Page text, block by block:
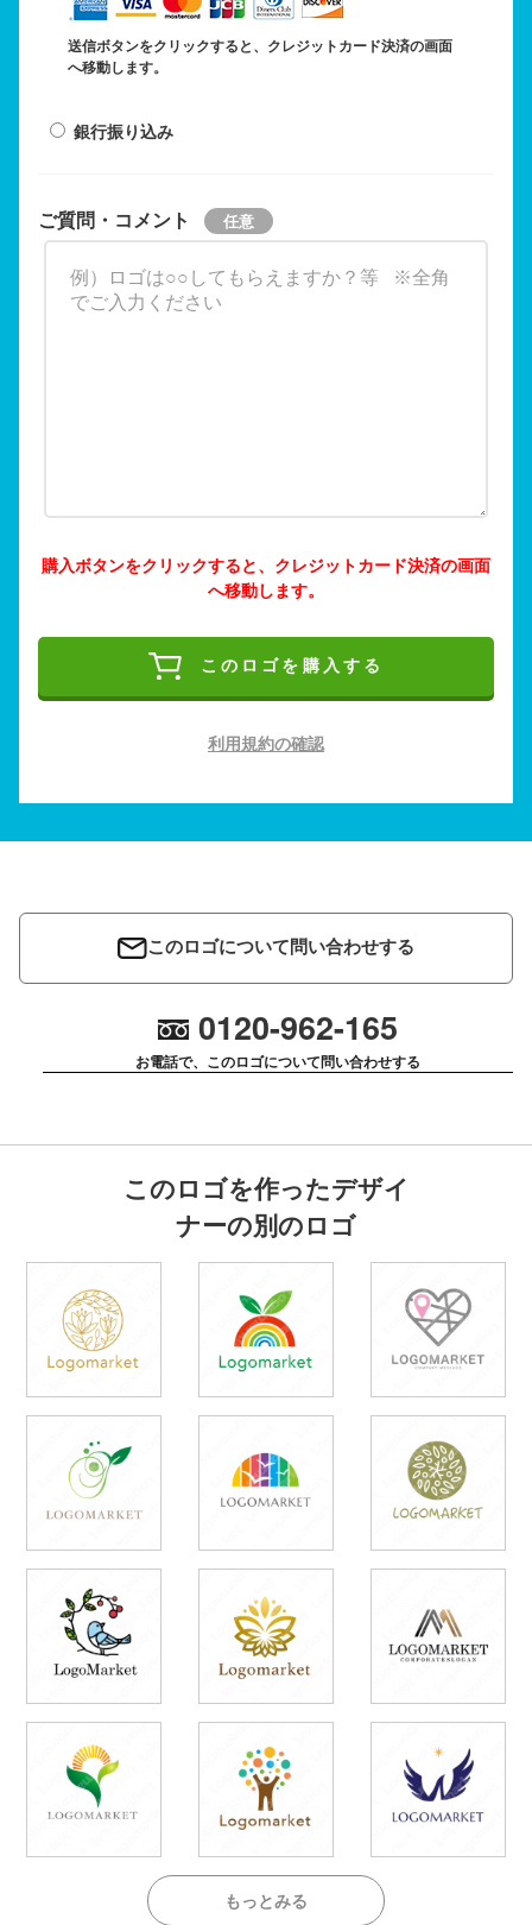
送信ボタンをクリックすると、クレジットカード決済の画面
へ移動します。
銀行振り込み
ご質問・コメント
購入ボタンをクリックすると、クレジットカード決済の画面
へ移動します。
このロゴを購入する
利用規約の確認
このロゴについて問い合わせする
0120-962-165
お電話で、このロゴについて問い合わせする
このロゴを作ったデザイ
ナーの別のロゴ
もっとみる